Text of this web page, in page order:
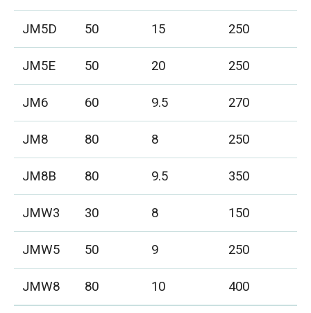
JM5D
50 15 250
JM5E
50 20 250
JM6
60 9.5 270
JM8
80 8 250
JM8B
80 9.5 350
JMW3
30 8 150
JMW5
50 9 250
JMW8
80 10 400